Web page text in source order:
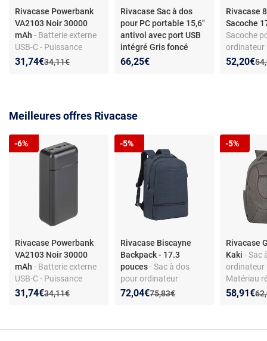
Rivacase Powerbank
VA2103 Noir 30000
mAh - Batterie externe
USB-C - Puissance
30000 mAh - Compacte
Ancien prix :
34,11€
Nouveau prix :
31,74€
Réduction de :
Rivacase Sac à dos
pour PC portable 15,6"
antivol avec port USB
intégré Gris foncé
66,25€
Rivacase
Sacoche
Sacoche
ordinateur
17.3
Nouveau
52,20€
Meilleures offres Rivacase
Rivacase Powerbank
VA2103 Noir 30000
mAh - Batterie externe
USB-C - Puissance
30000 mAh - Compacte
Ancien prix :
34,11€
Nouveau prix :
31,74€
Réduction de :
-6%
Rivacase Biscayne
Backpack - 17.3
pouces- Sac à dos
pour ordinateur
portable -Ancien prix :
75,83€
Nouveau prix :
72,04€
Réduction de :
-5%
Rivacase
Kaki - Sac
ordinateur
Matériau
l'eau -
Nouveau
58,91€
-5%